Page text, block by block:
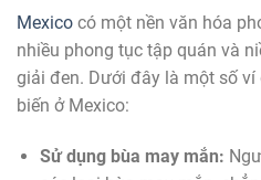
Mexico có một nền văn hóa
nhiều phong tục tập quán và
giải đen. Dưới đây là một số
biến ở Mexico:
Sử dụng bùa may mắn: